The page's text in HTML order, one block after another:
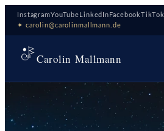
Zum
Inhalt
InstagramYouTube LinkedIn FacebookTikTok
✦ carolin@carolinmallmann.de
Carolin Mallmann